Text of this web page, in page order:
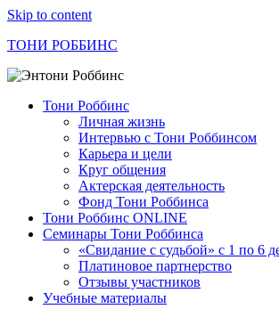
Skip to content
ТОНИ РОББИНС
Тони Роббинс
Личная жизнь
Интервью с Тони Роббинсом
Карьера и цели
Круг общения
Актерская деятельность
Фонд Тони Роббинса
Тони Роббинс ONLINE
Семинары Тони Роббинса
«Свидание с судьбой» с 1 по 6
Платиновое партнерство
Отзывы участников
Учебные материалы